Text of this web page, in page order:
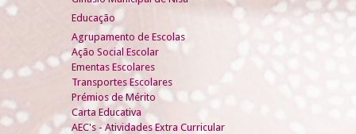
Educação
Agrupamento de Escolas
Ação Social Escolar
Ementas Escolares
Transportes Escolares
Prémios de Mérito
Carta Educativa
AEC's - Atividades Extra Curricular